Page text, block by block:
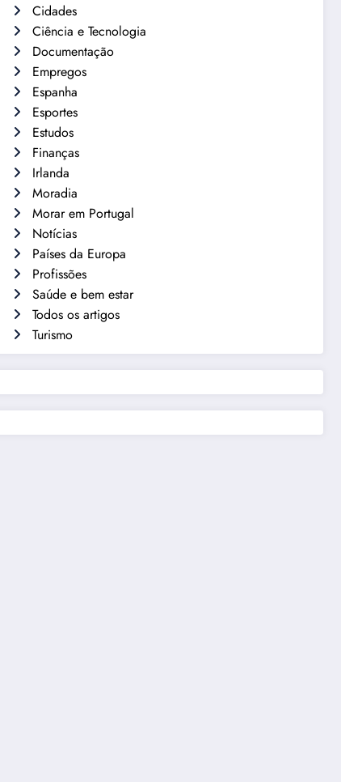
Cidades
Ciência e Tecnologia
Documentação
Empregos
Espanha
Esportes
Estudos
Finanças
Irlanda
Moradia
Morar em Portugal
Notícias
Países da Europa
Profissões
Saúde e bem estar
Todos os artigos
Turismo